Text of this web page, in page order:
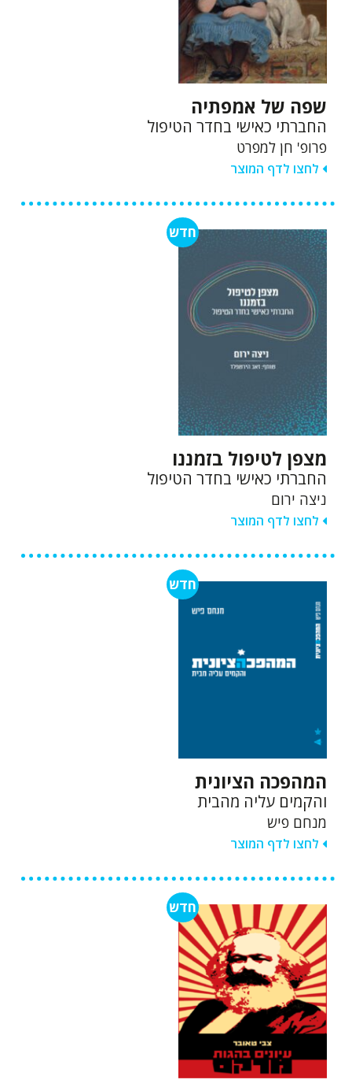
שפה של אמפתיה
החברתי כאישי בחדר הטיפול
פרופ' חן למפרט
לחצו לדף המוצר
חדש
מצפן לטיפול בזמננו
החברתי כאישי בחדר הטיפול
ניצה ירום
לחצו לדף המוצר
חדש
המהפכה הציונית
והקמים עליה מהבית
מנחם פיש
לחצו לדף המוצר
חדש